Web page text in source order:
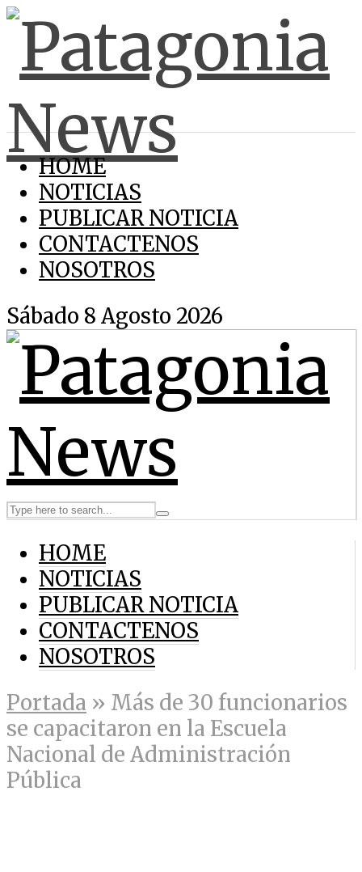
HOME
NOTICIAS
PUBLICAR NOTICIA
CONTACTENOS
NOSOTROS
Sábado 8 Agosto 2026
HOME
NOTICIAS
PUBLICAR NOTICIA
CONTACTENOS
NOSOTROS
Portada » Más de 30 funcionarios
se capacitaron en la Escuela
Nacional de Administración
Pública